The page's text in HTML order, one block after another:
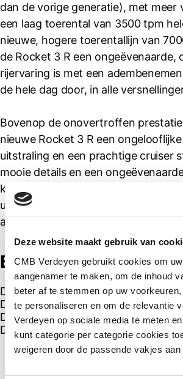
Deze website maakt gebruik van
CMB Verdeyen gebruikt cookies om
aangenamer te maken, om de inhoud
beter af te stemmen op uw
te personaliseren en om de relevantie
Verdeyen op sociale media te meten
kunt categorie per categorie cookies
weigeren door de passende vakjes
dan de vorige generatie), met meer
een laag toerental van 3500 tpm
nieuwe, hogere toerentallijn van
de Rocket 3 R een ongeëvenaarde,
rijervaring is met een
de hele dag door, in alle
Bovenop de onovertroffen
nieuwe Rocket 3 R een
uitstraling en een prachtige cruiser
mooie details en een
kunt deze ongelooflijke rit nog
uw rit te personaliseren met meer
accessoires.
Breng je netwerk op de
Deel op Facebook
Deel op Twitter
Deel op Linkdin
Deel op Pinterest